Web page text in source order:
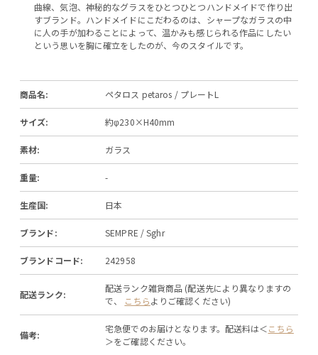
曲線、気泡、神秘的なグラスをひとつひとつハンドメイドで作り出
すブランド。ハンドメイドにこだわるのは、シャープなガラスの中
に人の手が加わることによって、温かみも感じられる作品にしたい
という思いを胸に確立をしたのが、今のスタイルです。
商品名: ペタロス petaros / プレートL
サイズ: 約φ230×H40mm
素材: ガラス
重量: -
生産国: 日本
ブランド: SEMPRE / Sghr
ブランドコード: 242958
配送ランク:
配送ランク雑貨商品 (配送先により異なりますの
で、 こちらよりご確認ください)
備考:
宅急便でのお届けとなります。配送料は＜こちら
＞をご確認ください。